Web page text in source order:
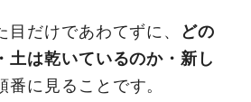
目だけであわてずに、 どの
土は乾いているのか・新し
番に見ることです。